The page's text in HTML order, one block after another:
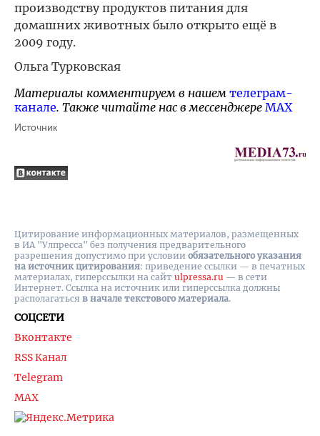
производству продуктов питания для
домашних животных было открыто ещё в
2009 году.
Ольга Турковская
Материалы комментируем в нашем телеграм-
канале. Также читайте нас в мессенджере MAX
Источник
СОЦСЕТИ
Вконтакте
RSS Канал
Telegram
MAX
Цитирование информационных материалов, размещенных
в ИА "Улпресса" без получения предварительного
разрешения допустимо при условии обязательного указания
на источник цитирования: приведение ссылки — в печатных
материалах, гиперссылки на cайт ulpressa.ru — в сети
Интернет. Ссылка на источник или гиперссылка должны
располагаться в начале текстового материала.